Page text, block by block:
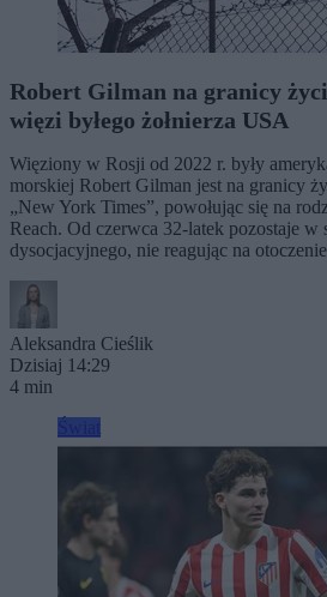
Robert Gilman na granicy
więzi byłego żołnierza USA
Więziony w Rosji od 2022 r. były
morskiej Robert Gilman jest na granicy
„New York Times”, powołując się na
Reach. Od czerwca 32-latek pozostaje w
dysocjacyjnego, nie reagując na
Aleksandra Cieślik
Dzisiaj 14:29
4 min